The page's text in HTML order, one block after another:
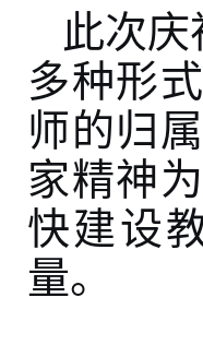
此次
多种形
师的归
家精神
快建设
量。